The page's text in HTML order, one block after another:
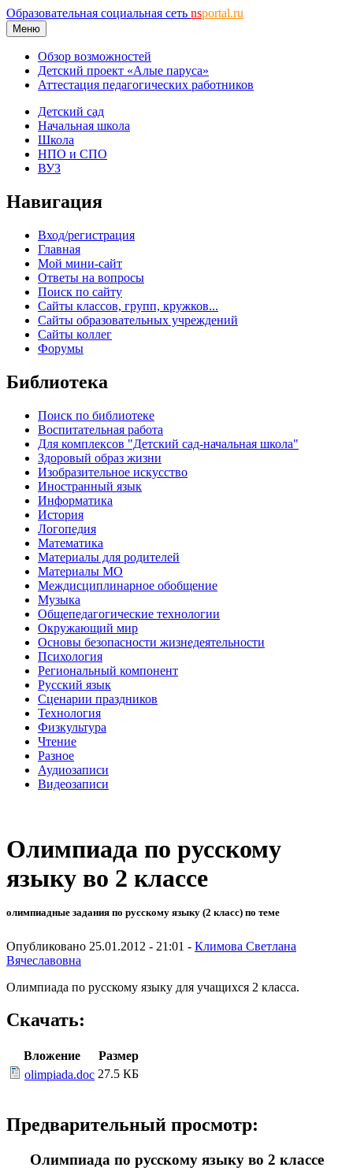
Образовательная социальная сеть nsportal.ru
Меню
Обзор возможностей
Детский проект «Алые паруса»
Аттестация педагогических работников
Детский сад
Начальная школа
Школа
НПО и СПО
ВУЗ
Навигация
Вход/регистрация
Главная
Мой мини-сайт
Ответы на вопросы
Поиск по сайту
Сайты классов, групп, кружков...
Сайты образовательных учреждений
Сайты коллег
Форумы
Библиотека
Поиск по библиотеке
Воспитательная работа
Для комплексов "Детский сад-начальная школа"
Здоровый образ жизни
Изобразительное искусство
Иностранный язык
Информатика
История
Логопедия
Математика
Материалы для родителей
Материалы МО
Междисциплинарное обобщение
Музыка
Общепедагогические технологии
Окружающий мир
Основы безопасности жизнедеятельности
Психология
Региональный компонент
Русский язык
Сценарии праздников
Технология
Физкультура
Чтение
Разное
Аудиозаписи
Видеозаписи
Олимпиада по русскому
языку во 2 классе
олимпиадные задания по русскому языку (2 класс) по теме
Опубликовано 25.01.2012 - 21:01 - Климова Светлана
Вячеславовна
Олимпиада по русскому языку для учащихся 2 класса.
Скачать:
Вложение
Размер
olimpiada.doc 27.5 КБ
Предварительный просмотр:
Олимпиада по русскому языку во 2 классе